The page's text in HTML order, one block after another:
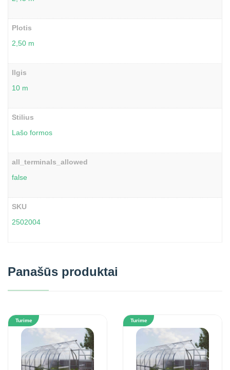
Plotis
2,50 m
Ilgis
10 m
Stilius
Lašo formos
all_terminals_allowed
false
SKU
2502004
Panašūs produktai
Turime Turime